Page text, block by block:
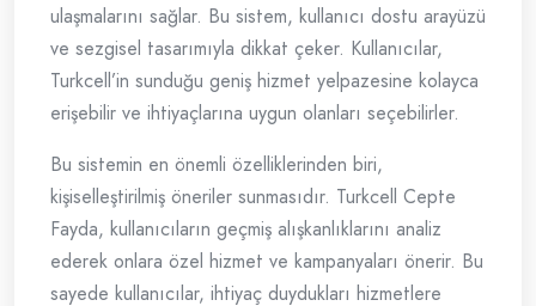
ulaşmalarını sağlar. Bu sistem, kullanıcı dostu arayüzü
ve sezgisel tasarımıyla dikkat çeker. Kullanıcılar,
Turkcell’in sunduğu geniş hizmet yelpazesine kolayca
erişebilir ve ihtiyaçlarına uygun olanları seçebilirler.
Bu sistemin en önemli özelliklerinden biri,
kişiselleştirilmiş öneriler sunmasıdır. Turkcell Cepte
Fayda, kullanıcıların geçmiş alışkanlıklarını analiz
ederek onlara özel hizmet ve kampanyaları önerir. Bu
sayede kullanıcılar, ihtiyaç duydukları hizmetlere